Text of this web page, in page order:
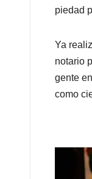
piedad
Ya
notario
gente
como